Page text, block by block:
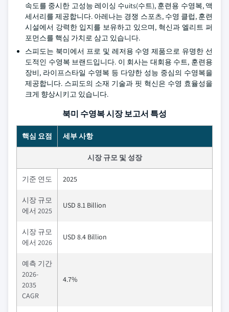
속도를 중시한 고성능 레이싱 수uits(수트), 훈련용 수영복, 액
세서리를 제공합니다. 아레나는 경쟁 스포츠, 수영 클럽, 훈련
시설에서 강력한 입지를 보유하고 있으며, 혁신과 엘리트 퍼
포먼스를 핵심 가치로 삼고 있습니다.
스피도는 북미에서 프로 및 레저용 수영 제품으로 유명한 선
도적인 수영복 브랜드입니다. 이 회사는 대회용 수트, 훈련용
장비, 라이프스타일 수영복 등 다양한 성능 중심의 수영복을
제공합니다. 스피도의 소재 기술과 핏 혁신은 수영 효율성을
크게 향상시키고 있습니다.
북미 수영복 시장 보고서 특성
핵심 요점 세부 사항
시장 규모 및 성장
기준 연도 2025
시장 규모
에서 2025
USD 8.1 Billion
시장 규모
에서 2026
USD 8.4 Billion
예측 기간
2026-
2035
CAGR
4.7%